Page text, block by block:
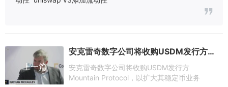
上一篇
安克雷奇数字公司将收购USDM发行方Mountain Protocol，以扩大其稳定币业务
安克雷奇数字公司将收购USDM发行方
Mountain Protocol，以扩大其稳定币业务